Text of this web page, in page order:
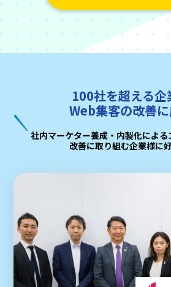
100社を超える企
Web集客の改善に
社内マーケター養成・内製化による
改善に取り組む企業様に好